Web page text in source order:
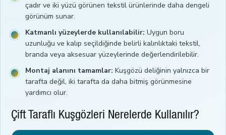
çadır ve iki yüzü görünen tekstil ürünlerinde daha dengeli
görünüm sunar.
Katmanlı yüzeylerde kullanılabilir: Uygun boru
uzunluğu ve kalıp seçildiğinde belirli kalınlıktaki tekstil,
branda veya aksesuar yüzeylerinde değerlendirilebilir.
Montaj alanını tamamlar: Kuşgözü deliğinin yalnızca bir
tarafta değil, iki tarafta da daha bitmiş görünmesine
yardımcı olur.
Çift Taraflı Kuşgözleri Nerelerde Kullanılır?